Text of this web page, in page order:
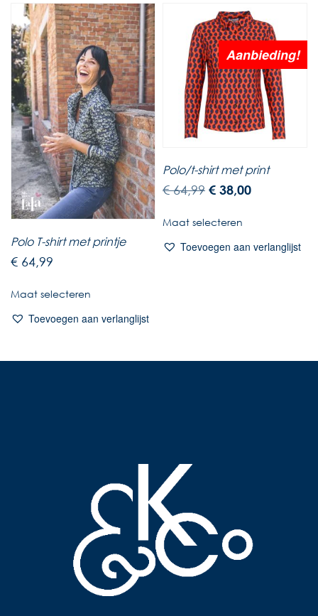
Polo T-shirt met printje
€ 64,99
Maat selecteren
Toevoegen aan verlanglijst
Aanbieding!
Polo/t-shirt met print
€64,99 € 38,00
Maat selecteren
Toevoegen aan verlanglijst